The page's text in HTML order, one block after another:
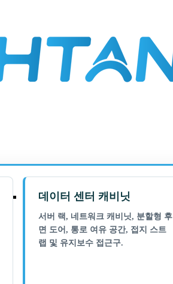
데이터 센터 캐비닛
서버 랙, 네트워크 캐비닛, 분할형 후
면 도어, 통로 여유 공간, 접지 스트
랩 및 유지보수 접근구.